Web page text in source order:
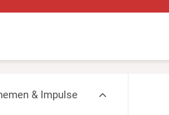
& Impulse